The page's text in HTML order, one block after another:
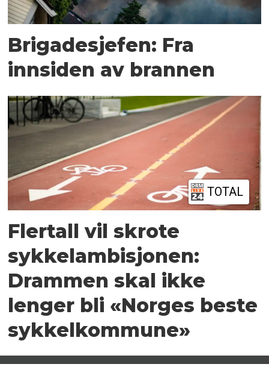
Brigadesjefen: Fra
innsiden av brannen
TOTAL
Flertall vil skrote
sykkelambisjonen:
Drammen skal ikke
lenger bli «Norges beste
sykkelkommune»